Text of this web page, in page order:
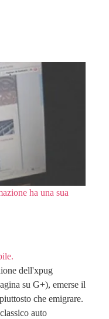
ha una sua
dell'xpug
su G+), emerse il
che emigrare.
auto